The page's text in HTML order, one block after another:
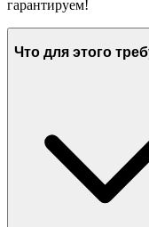
гарантируем!
Что для этого